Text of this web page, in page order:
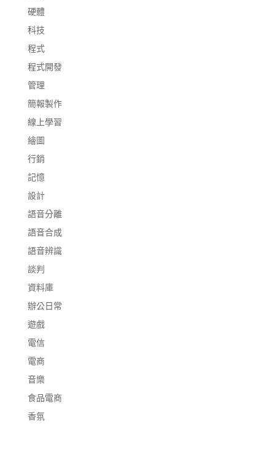
硬體
科技
程式
程式開發
管理
簡報製作
線上學習
繪圖
行銷
記憶
設計
語音分離
語音合成
語音辨識
談判
資料庫
辦公日常
遊戲
電信
電商
音樂
食品電商
香氛